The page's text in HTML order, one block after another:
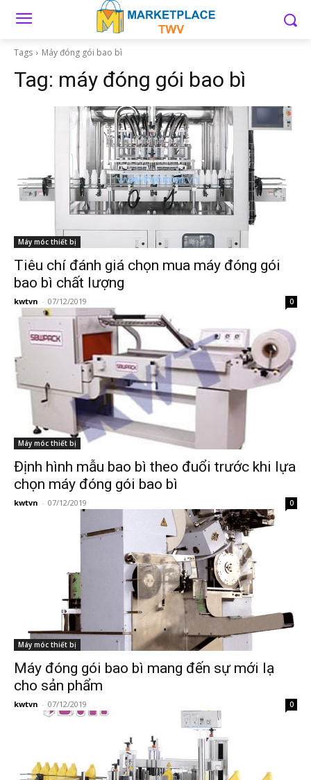
Tags Máy đóng gói bao bì
Tag: máy đóng gói bao bì
Máy móc thiết bị
Tiêu chí đánh giá chọn mua máy đóng gói
bao bì chất lượng
kwtvn - 07/12/2019 0
Máy móc thiết bị
Định hình mẫu bao bì theo đuổi trước khi lựa
chọn máy đóng gói bao bì
kwtvn - 07/12/2019 0
Máy móc thiết bị
Máy đóng gói bao bì mang đến sự mới lạ
cho sản phẩm
kwtvn - 07/12/2019 0